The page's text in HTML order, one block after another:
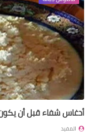
أدغاس شفاء قبل أن
المفيد